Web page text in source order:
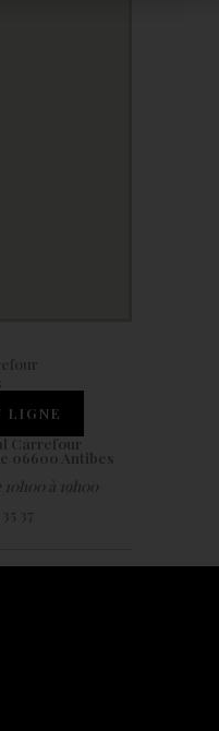
LIGNE
Carrefour
06600 Antibes
à 19h00
37